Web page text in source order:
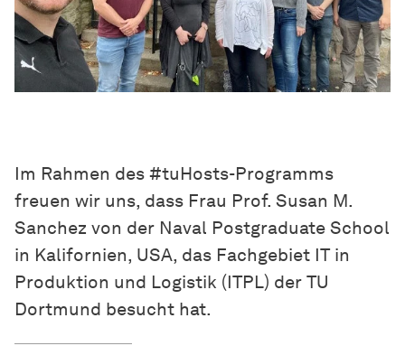
Im Rahmen des #tuHosts-Programms
freuen wir uns, dass Frau Prof. Susan M.
Sanchez von der Naval Postgraduate School
in Kalifornien, USA, das Fachgebiet IT in
Produktion und Logistik (ITPL) der TU
Dortmund besucht hat.